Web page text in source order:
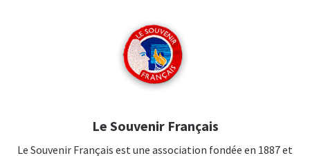
Le Souvenir Français
Le Souvenir Français est une association fondée en 1887 et